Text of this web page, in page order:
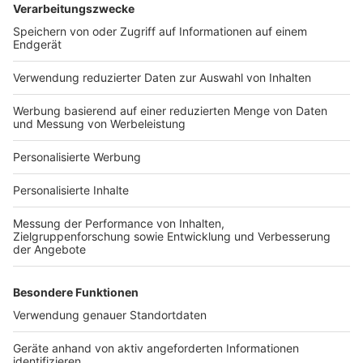
Bauprojekt-Quiz
Häuser-Suche
Hausanbieter-Suche
Bauprojekt-Profil
Für Unternehmen
Ihre Baufirma auf bauen.de
Kostenloses Infogespräch